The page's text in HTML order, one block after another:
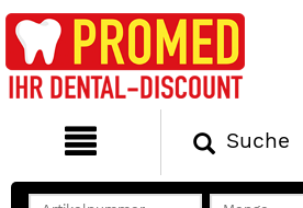
Suche